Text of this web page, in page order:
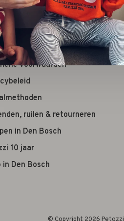
voorwaarden
ruilen & retourneren
in Den Bosch
10 jaar
in Den Bosch